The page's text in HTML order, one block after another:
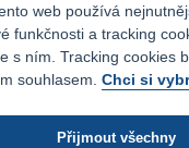
Prohlášení o přístupnosti
web používá
funkčnosti a tracking
s ním. Tracking cookies
souhlasem.Chci si
Přijmout všechny